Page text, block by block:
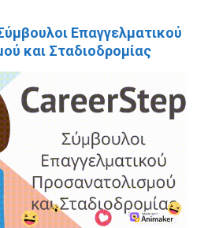
Επαγγελματικού
και Σταδιοδρομίας